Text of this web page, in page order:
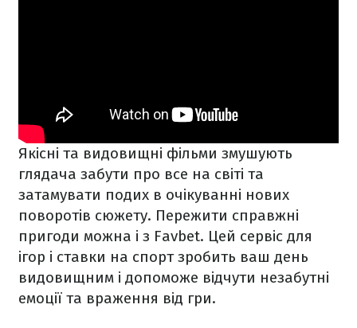
Якісні та видовищні фільми змушують
глядача забути про все на світі та
затамувати подих в очікуванні нових
поворотів сюжету. Пережити справжні
пригоди можна і з Favbet. Цей сервіс для
ігор і ставки на спорт зробить ваш день
видовищним і допоможе відчути незабутні
емоції та враження від гри.